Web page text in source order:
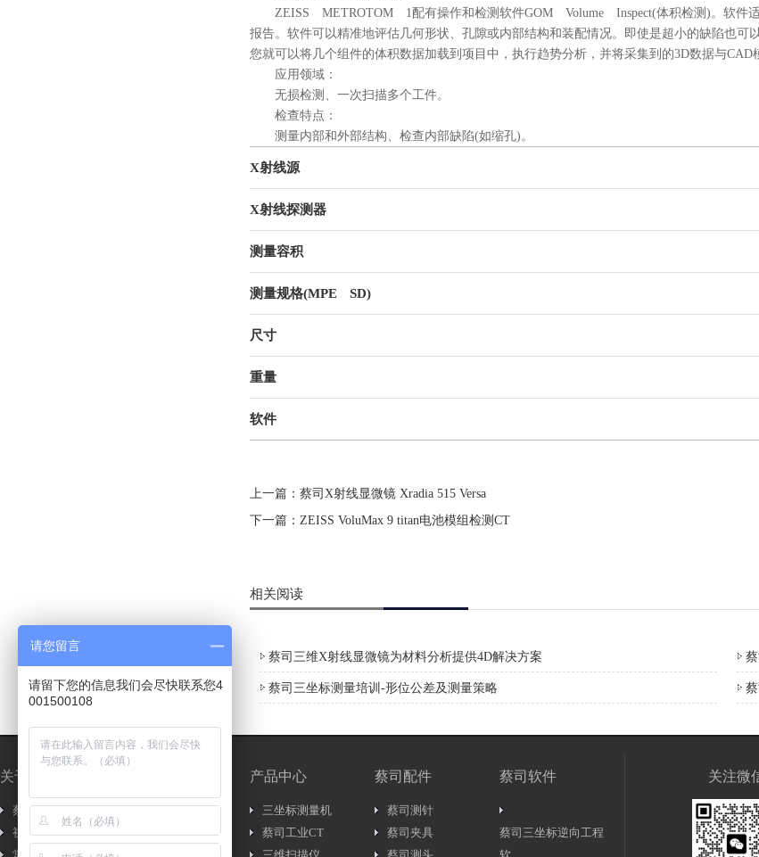
ZEISS METROTOM 1配有操作和检测软件GOM Volume Inspect(体积检测)。软件
报告。软件可以精准地评估几何形状、孔隙或内部结构和装配情况。即使是超小的缺陷也
您就可以将几个组件的体积数据加载到项目中，执行趋势分析，并将采集到的3D数据与CAD
应用领域：
无损检测、一次扫描多个工件。
检查特点：
测量内部和外部结构、检查内部缺陷(如缩孔)。
X射线源
X射线探测器
测量容积
测量规格(MPE SD)
尺寸
重量
软件
上一篇： 蔡司X射线显微镜 Xradia 515 Versa
下一篇： ZEISS VoluMax 9 titan电池模组检测CT
相关阅读
蔡司三维X射线显微镜为材料分析提供4D解决方案
蔡司三坐标测量培训-形位公差及测量策略
关于我们
蔡司简介
视频介绍
新闻资讯..
行内新闻..
产品中心
三坐标测量机
蔡司工业CT
蔡司配件
蔡司测针
蔡司夹具
蔡司软件
蔡司三坐标逆向工程
关注微
请您留言
请留下您的信息我们会尽快联系您4
001500108